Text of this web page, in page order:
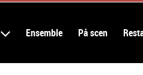
Ensemble På scen